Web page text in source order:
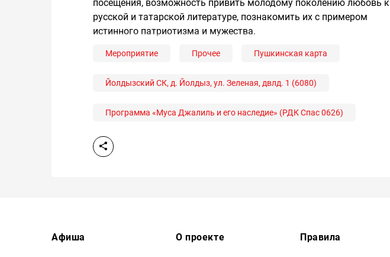
посещения, возможность привить молодому поколению любовь к
русской и татарской литературе, познакомить их с примером
истинного патриотизма и мужества.
Мероприятие Прочее Пушкинская карта
Йолдызский СК, д. Йолдыз, ул. Зеленая, двлд. 1 (6080)
Программа «Муса Джалиль и его наследие» (РДК Спас 0626)
Афиша О проекте Правила